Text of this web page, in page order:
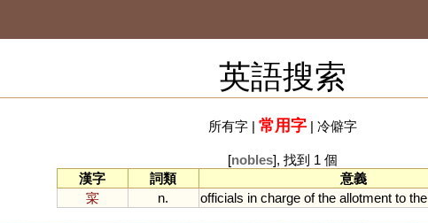
英語搜索
所有字| 常用字| 冷僻字
[nobles], 找到 1 個
漢字
詞類
意義
寀
n. officials in charge of the allotment to the